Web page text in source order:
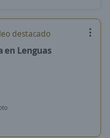
destacado
en Lenguas